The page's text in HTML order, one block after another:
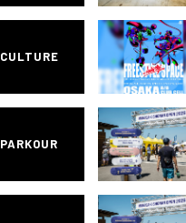
CULTURE
PARKOUR